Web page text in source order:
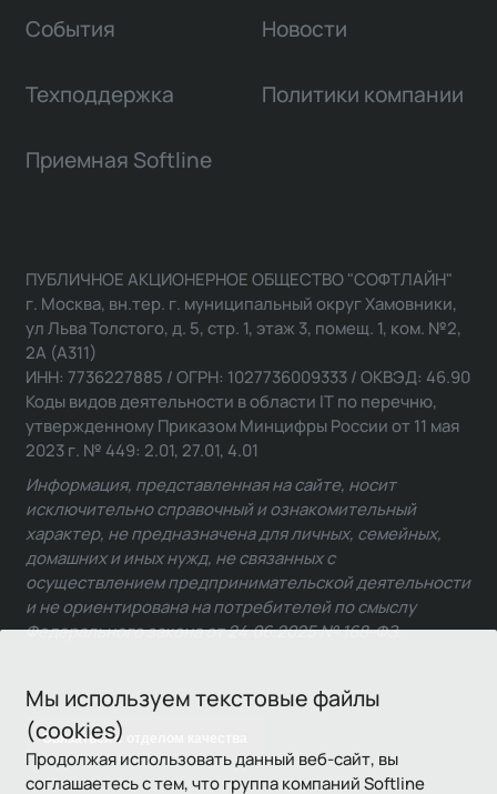
Мы используем текстовые файлы
(cookies)
Продолжая использовать данный веб-сайт, вы
соглашаетесь с тем, что группа компаний Softline
События Новости
Техподдержка Политики компании
Приемная Softline
Связаться с отделом качества
ПУБЛИЧНОЕ АКЦИОНЕРНОЕ ОБЩЕСТВО "СОФТЛАЙН"
г. Москва, вн.тер. г. муниципальный округ Хамовники,
ул Льва Толстого, д. 5, стр. 1, этаж 3, помещ. 1, ком. №2,
2А (А311)
ИНН: 7736227885 / ОГРН: 1027736009333 / ОКВЭД: 46.90
Коды видов деятельности в области IT по перечню,
утвержденному Приказом Минцифры России от 11 мая
2023 г. № 449: 2.01, 27.01, 4.01
Информация, представленная на сайте, носит
исключительно справочный и ознакомительный
характер, не предназначена для личных, семейных,
домашних и иных нужд, не связанных с
осуществлением предпринимательской деятельности
и не ориентирована на потребителей по смыслу
Федерального закона от 24.06.2025 № 168-ФЗ.